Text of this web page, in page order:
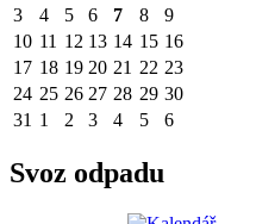
3
4 5 6 7 8
9
10 11 12 13 14 15 16
17 18 19 20 21 22 23
24 25 26 27 28 29 30
31 1 2 3 4 5 6
Svoz odpadu